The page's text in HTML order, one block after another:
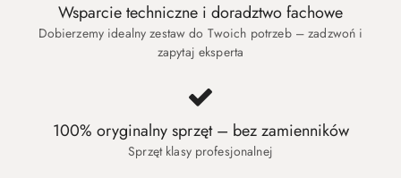
Wsparcie techniczne i doradztwo fachowe
Dobierzemy idealny zestaw do Twoich potrzeb – zadzwoń i
zapytaj eksperta
100% oryginalny sprzęt – bez zamienników
Sprzęt klasy profesjonalnej